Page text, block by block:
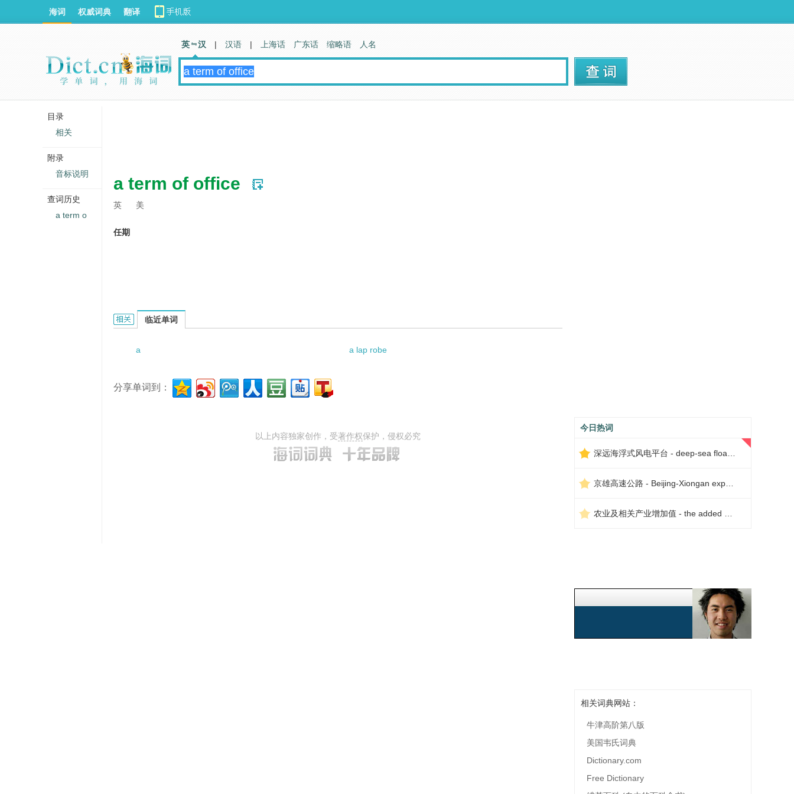
a term of office
英 美
任期
a term of office的相关资料：
临近单词
a a lap robe
分享单词到：
以上内容独家创作，受著作权保护，侵权必究
今日热词
相关词典网站：
牛津高阶第八版
美国韦氏词典
Dictionary.com
Free Dictionary
海词 权威词典 翻译
英 汉 | 汉语 | 上海话 广东话 缩略语 人名
目录
相关
附录
音标说明
查词历史
a term o